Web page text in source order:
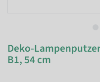
Deko-
B1, 54 cm